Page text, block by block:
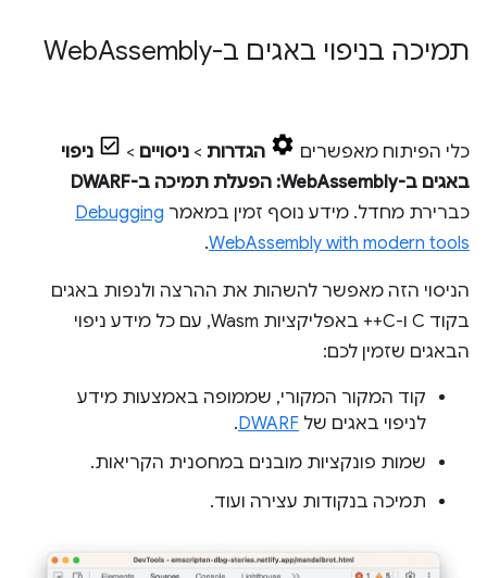
תמיכה בניפוי באגים ב-WebAssembly
כלי הפיתוח מאפשרים הגדרות > ניסויים >
ניפוי
באגים ב-WebAssembly: הפעלת תמיכה ב-DWARF
כברירת מחדל. מידע נוסף זמין במאמר Debugging
WebAssembly with modern tools
.
הניסוי הזה מאפשר להשהות את ההרצה ולנפות באגים
בקוד C ו-C++ באפליקציות Wasm, עם כל מידע ניפוי
הבאגים שזמין לכם:
קוד המקור המקורי, שממופה באמצעות מידע
לניפוי באגים של DWARF
.
שמות פונקציות מובנים במחסנית הקריאות.
תמיכה בנקודות עצירה ועוד.